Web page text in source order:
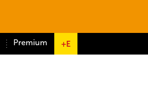
Premium +E